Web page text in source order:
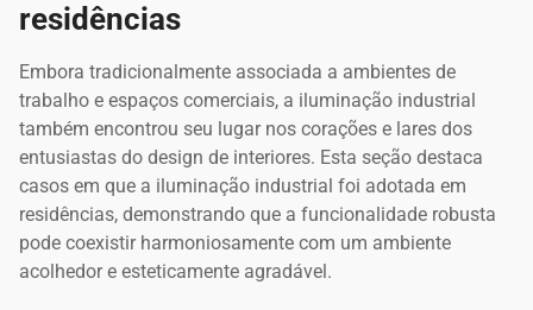
residências
Embora tradicionalmente associada a ambientes de
trabalho e espaços comerciais, a iluminação industrial
também encontrou seu lugar nos corações e lares dos
entusiastas do design de interiores. Esta seção destaca
casos em que a iluminação industrial foi adotada em
residências, demonstrando que a funcionalidade robusta
pode coexistir harmoniosamente com um ambiente
acolhedor e esteticamente agradável.